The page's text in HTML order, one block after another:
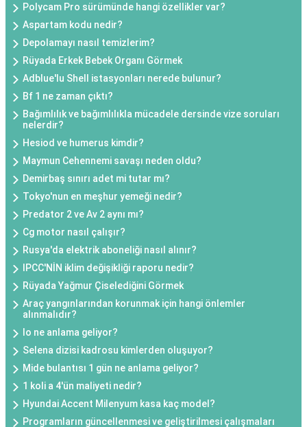
Polycam Pro sürümünde hangi özellikler var?
Aspartam kodu nedir?
Depolamayı nasıl temizlerim?
Rüyada Erkek Bebek Organı Görmek
Adblue'lu Shell istasyonları nerede bulunur?
Bf 1 ne zaman çıktı?
Bağımlılık ve bağımlılıkla mücadele dersinde vize soruları
nelerdir?
Hesiod ve humerus kimdir?
Maymun Cehennemi savaşı neden oldu?
Demirbaş sınırı adet mi tutar mı?
Tokyo'nun en meşhur yemeği nedir?
Predator 2 ve Av 2 aynı mı?
Cg motor nasıl çalışır?
Rusya'da elektrik aboneliği nasıl alınır?
IPCC'NİN iklim değişikliği raporu nedir?
Rüyada Yağmur Çiselediğini Görmek
Araç yangınlarından korunmak için hangi önlemler
alınmalıdır?
Io ne anlama geliyor?
Selena dizisi kadrosu kimlerden oluşuyor?
Mide bulantısı 1 gün ne anlama geliyor?
1 koli a 4'ün maliyeti nedir?
Hyundai Accent Milenyum kasa kaç model?
Programların güncellenmesi ve geliştirilmesi çalışmaları